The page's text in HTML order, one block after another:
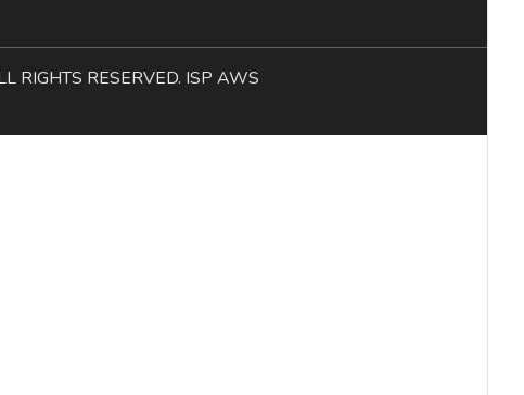
RESERVED. ISP AWS